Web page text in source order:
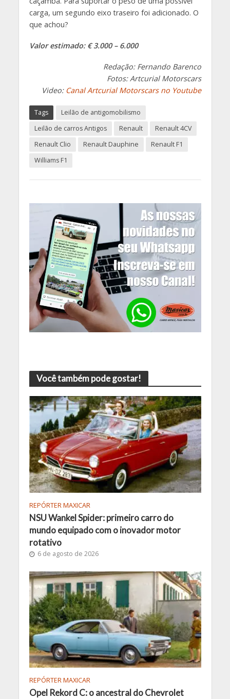
carga, um segundo eixo traseiro foi adicionado. O
que achou?
Valor estimado: € 3.000 – 6.000
Redação: Fernando Barenco
Fotos: Artcurial Motorscars
Video: Canal Artcurial Motorscars no Youtube
Tags
Leilão de antigomobilismo
Leilão de carros Antigos
Renault
Renault 4CV
Renault Clio
Renault Dauphine
Renault F1
Williams F1
Você também pode gostar!
REPÓRTER MAXICAR
NSU Wankel Spider: primeiro carro do
mundo equipado com o inovador motor
rotativo
6 de agosto de 2026
REPÓRTER MAXICAR
Opel Rekord C: o ancestral do Chevrolet